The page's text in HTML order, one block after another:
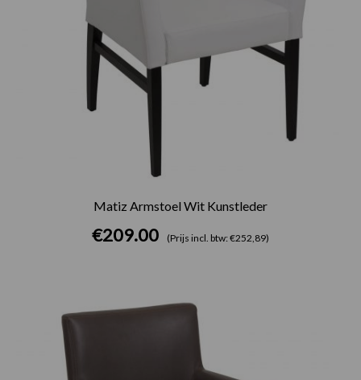
Matiz Armstoel Wit Kunstleder
€209.00 (Prijs incl. btw: €252,89)